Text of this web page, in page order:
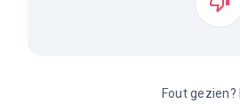
Fout gezien?